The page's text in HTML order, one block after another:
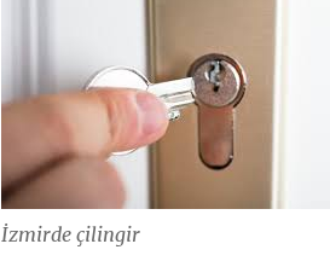
İzmirde çilingir